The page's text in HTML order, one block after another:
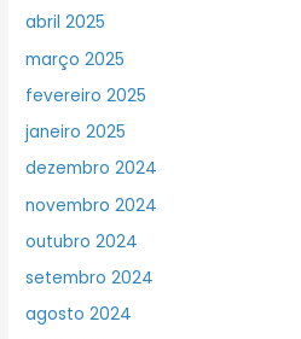
abril 2025
março 2025
fevereiro 2025
janeiro 2025
dezembro 2024
novembro 2024
outubro 2024
setembro 2024
agosto 2024